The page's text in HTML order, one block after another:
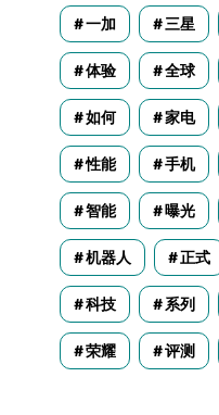
一加 三星
体验 全球
如何 家电
性能 手机
智能 曝光
机器人 正式
科技 系列
荣耀 评测